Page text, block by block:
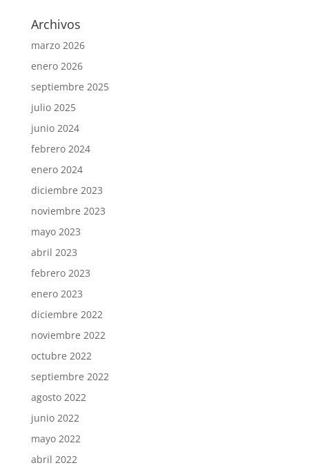
Archivos
marzo 2026
enero 2026
septiembre 2025
julio 2025
junio 2024
febrero 2024
enero 2024
diciembre 2023
noviembre 2023
mayo 2023
abril 2023
febrero 2023
enero 2023
diciembre 2022
noviembre 2022
octubre 2022
septiembre 2022
agosto 2022
junio 2022
mayo 2022
abril 2022